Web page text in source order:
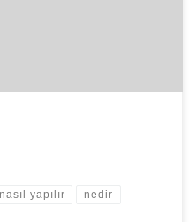
nasıl yapılır nedir